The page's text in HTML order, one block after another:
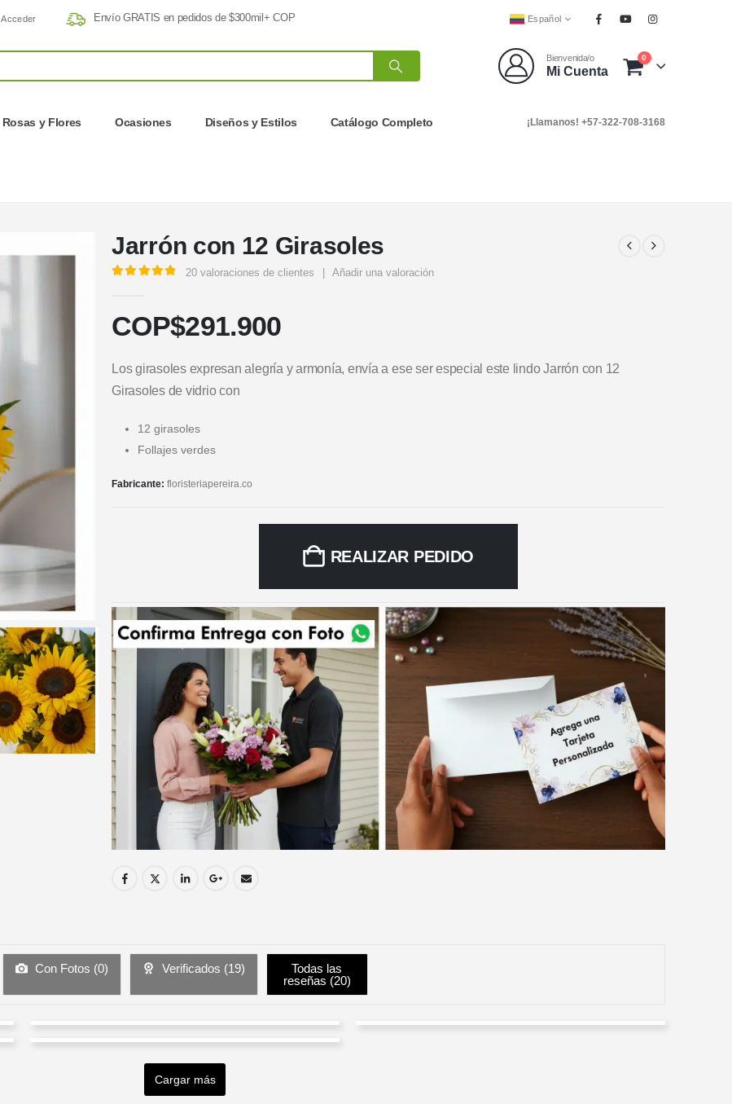
Acceder Envío GRATIS en pedidos de $300mil+ COP Español
Bienvenida/o
Mi Cuenta
0
Rosas y Flores Ocasiones Diseños y Estilos Catálogo Completo ¡Llamanos! +57-322-708-3168
Jarrón con 12 Girasoles
20 valoraciones de clientes Añadir una valoración
COP$291.900
Los girasoles expresan alegría y armonía, envía a ese ser especial este lindo Jarrón con 12
Girasoles de vidrio con
12 girasoles
Follajes verdes
Fabricante: floristeriapereira.co
REALIZAR PEDIDO
Con Fotos (0) Verificados (19)
Todas las
reseñas (20)
Excelente cumplimiento y calidad en la entrega
Excelente atención y las flores son de primera calidad.
Cargar más